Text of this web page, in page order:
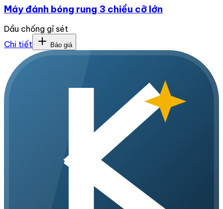
Máy đánh bóng rung 3 chiều cỡ lớn
Dầu chống gỉ sét
Chi tiết
Báo giá